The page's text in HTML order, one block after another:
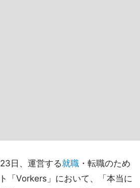
日、運営する就職 ・転職のため
「Vorkers」において、「本当に